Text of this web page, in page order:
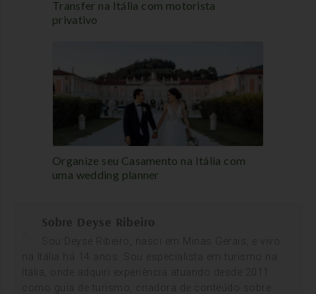
Domingo 10:00-13:00 / 14:00 – 18:00
Ingresso 5 euros
– Castello del Buonconsiglio –
Aberto diariamente, exceto segundas-feiras (exceto
feriados), das 9:30 às 17:00
De 5 de maio a 1 novembro): 10:00-18:00
Ingresso 10 euros
Transfer na Itália com motorista
privativo
Organize seu Casamento na Itália com
uma wedding planner
Sobre Deyse Ribeiro
Sou Deyse Ribeiro, nasci em Minas Gerais, e vivo
na Itália há 14 anos. Sou especialista em turismo na
Itália, onde adquiri experiência atuando desde 2011
como guia de turismo, criadora de conteúdo sobre